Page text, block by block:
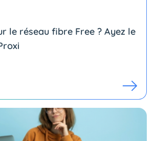
le réseau fibre Free ? Ayez le